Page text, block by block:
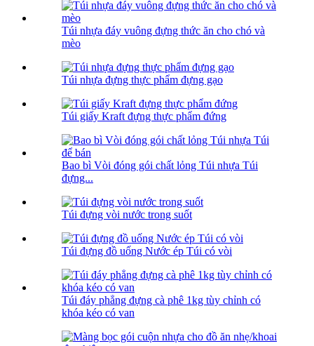
Túi nhựa đáy vuông đựng thức ăn cho chó và
mèo
Túi nhựa đựng thực phẩm đựng gạo
Túi giấy Kraft đựng thực phẩm đứng
Bao bì Vòi đóng gói chất lỏng Túi nhựa Túi
đựng...
Túi đựng vòi nước trong suốt
Túi đựng đồ uống Nước ép Túi có vòi
Túi đáy phẳng đựng cà phê 1kg tùy chỉnh có
khóa kéo có van